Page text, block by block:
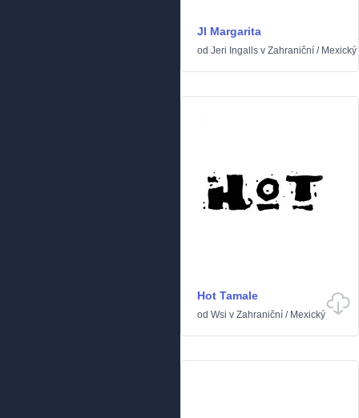
JI Margarita
od Jeri Ingalls v Zahraniční / Mexický
Hot Tamale
od Wsi v Zahraniční / Mexický